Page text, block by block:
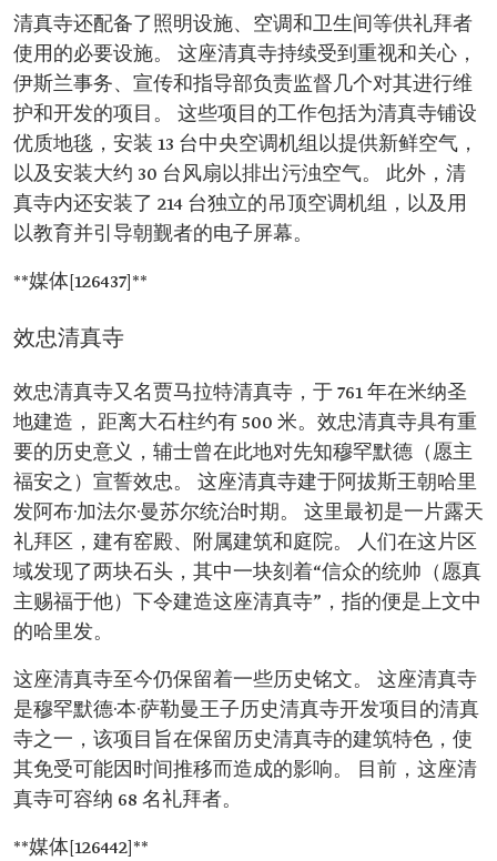
清真寺还配备了照明设施、空调和卫生间等供礼拜者
使用的必要设施。 这座清真寺持续受到重视和关心，
伊斯兰事务、宣传和指导部负责监督几个对其进行维
护和开发的项目。 这些项目的工作包括为清真寺铺设
优质地毯，安装 13 台中央空调机组以提供新鲜空气，
以及安装大约 30 台风扇以排出污浊空气。 此外，清
真寺内还安装了 214 台独立的吊顶空调机组，以及用
以教育并引导朝觐者的电子屏幕。
**媒体[126437]**
效忠清真寺
效忠清真寺又名贾马拉特清真寺，于 761 年在米纳圣
地建造， 距离大石柱约有 500 米。效忠清真寺具有重
要的历史意义，辅士曾在此地对先知穆罕默德（愿主
福安之）宣誓效忠。 这座清真寺建于阿拔斯王朝哈里
发阿布·加法尔·曼苏尔统治时期。 这里最初是一片露天
礼拜区，建有窑殿、附属建筑和庭院。 人们在这片区
域发现了两块石头，其中一块刻着“信众的统帅（愿真
主赐福于他）下令建造这座清真寺”，指的便是上文中
的哈里发。
这座清真寺至今仍保留着一些历史铭文。 这座清真寺
是穆罕默德·本·萨勒曼王子历史清真寺开发项目的清真
寺之一，该项目旨在保留历史清真寺的建筑特色，使
其免受可能因时间推移而造成的影响。 目前，这座清
真寺可容纳 68 名礼拜者。
**媒体[126442]**